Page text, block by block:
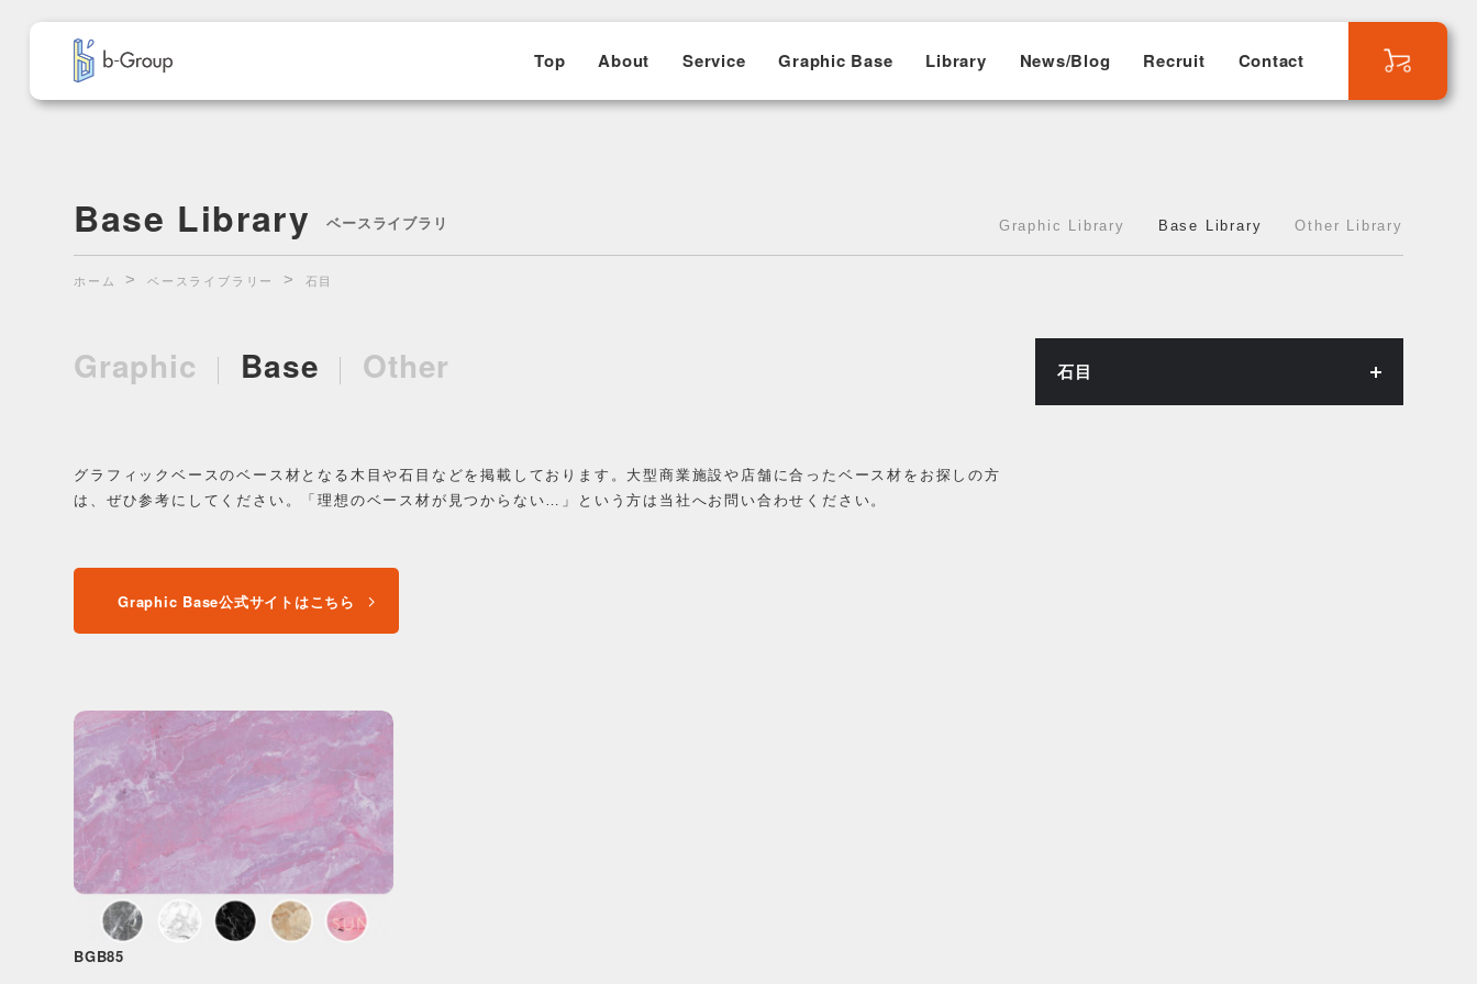
Top About Service Graphic Base Library News/Blog Recruit Contact
Base Library ベースライブラリ Graphic Library Base Library Other Library
ホーム ベースライブラリー 石目
Graphic Base Other 石目
グラフィックベースのベース材となる木目や石目などを掲載しております。大型商業施設や店舗に合ったベース材をお探しの方
は、ぜひ参考にしてください。「理想のベース材が見つからない…」という方は当社へお問い合わせください。
Graphic Base公式サイトはこちら
BGB85